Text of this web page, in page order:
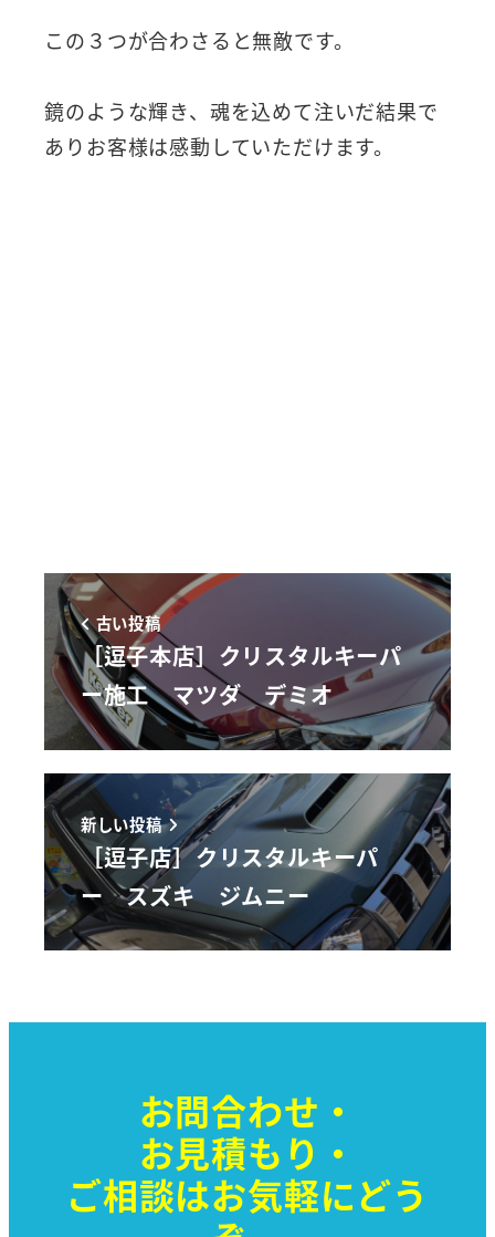
この３つが合わさると無敵です。
鏡のような輝き、魂を込めて注いだ結果で
ありお客様は感動していただけます。
古い投稿
［逗子本店］クリスタルキーパ
ー施工 マツダ デミオ
新しい投稿
［逗子店］クリスタルキーパ
ー スズキ ジムニー
お問合わせ・
お見積もり・
ご相談はお気軽にどう